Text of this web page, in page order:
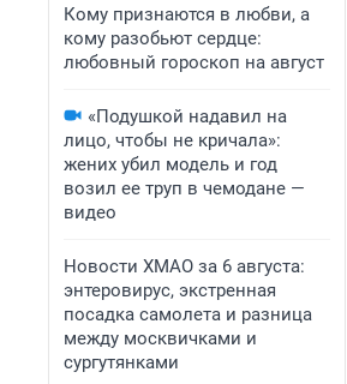
Кому признаются в любви, а
кому разобьют сердце:
любовный гороскоп на август
«Подушкой надавил на
лицо, чтобы не кричала»:
жених убил модель и год
возил ее труп в чемодане —
видео
Новости ХМАО за 6 августа:
энтеровирус, экстренная
посадка самолета и разница
между москвичками и
сургутянками